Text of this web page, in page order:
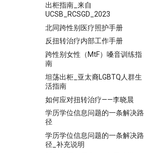
出柜指南_来自
UCSB_RCSGD_2023
北同跨性别医疗照护手册
反扭转治疗内部工作手册
跨性别女性（MtF）嗓音训练指
南
坦荡出柜_亚太裔LGBTQ人群生
活指南
如何应对扭转治疗——李晓晨
学历学位信息问题的一条解决路
径
学历学位信息问题的一条解决路
径_补充说明